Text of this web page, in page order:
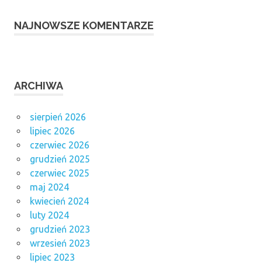
NAJNOWSZE KOMENTARZE
ARCHIWA
sierpień 2026
lipiec 2026
czerwiec 2026
grudzień 2025
czerwiec 2025
maj 2024
kwiecień 2024
luty 2024
grudzień 2023
wrzesień 2023
lipiec 2023